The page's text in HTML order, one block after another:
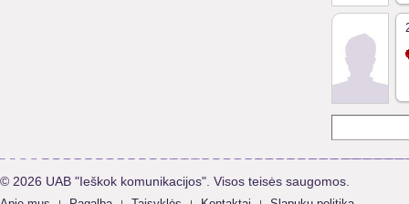
© 2026 UAB "Ieškok komunikacijos". Visos teisės saugomos.